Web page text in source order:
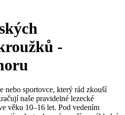
-
nebo sportovce, který rád zkouší
naše pravidelné lezecké
věku 10–16 let. Pod vedením